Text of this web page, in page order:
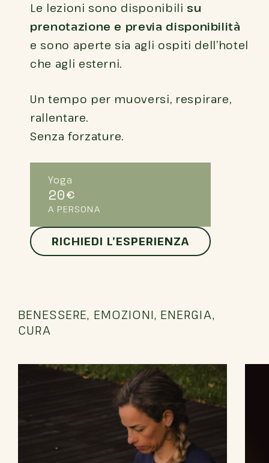
Le lezioni sono disponibili su
prenotazione e previa disponibilità
e sono aperte sia agli ospiti dell’hotel
che agli esterni.
Un tempo per muoversi, respirare,
rallentare.
Senza forzature.
Yoga
20€
A PERSONA
RICHIEDI L’ESPERIENZA
BENESSERE, EMOZIONI, ENERGIA,
CURA